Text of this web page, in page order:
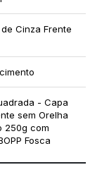
Cinza Frente
- Capa
sem Orelha
250g com
Fosca
gabaritos